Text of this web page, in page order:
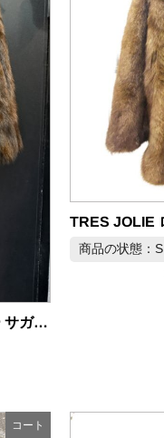
VALDI ミンク毛皮コート リアルファー サガ ビンテージ
商品の状態：S
コート